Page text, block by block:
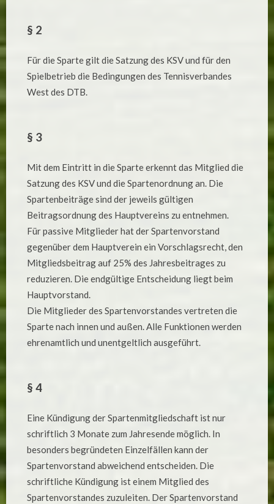
§ 2
Für die Sparte gilt die Satzung des KSV und für den
Spielbetrieb die Bedingungen des Tennisverbandes
West des DTB.
§ 3
Mit dem Eintritt in die Sparte erkennt das Mitglied die
Satzung des KSV und die Spartenordnung an. Die
Spartenbeiträge sind der jeweils gültigen
Beitragsordnung des Hauptvereins zu entnehmen.
Für passive Mitglieder hat der Spartenvorstand
gegenüber dem Hauptverein ein Vorschlagsrecht, den
Mitgliedsbeitrag auf 25% des Jahresbeitrages zu
reduzieren. Die endgültige Entscheidung liegt beim
Hauptvorstand.
Die Mitglieder des Spartenvorstandes vertreten die
Sparte nach innen und außen. Alle Funktionen werden
ehrenamtlich und unentgeltlich ausgeführt.
§ 4
Eine Kündigung der Spartenmitgliedschaft ist nur
schriftlich 3 Monate zum Jahresende möglich. In
besonders begründeten Einzelfällen kann der
Spartenvorstand abweichend entscheiden. Die
schriftliche Kündigung ist einem Mitglied des
Spartenvorstandes zuzuleiten. Der Spartenvorstand